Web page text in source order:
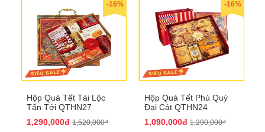
-16%
Hộp Quà Tết Tài Lộc
Tấn Tới QTHN27
1,290,000đ 1,520,000₫
-16%
Hộp Quà Tết Phú Quý
Đại Cát QTHN24
1,090,000đ 1,290,000₫